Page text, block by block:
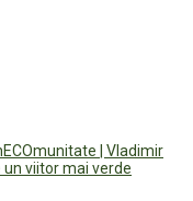
| Vladimir
viitor mai verde